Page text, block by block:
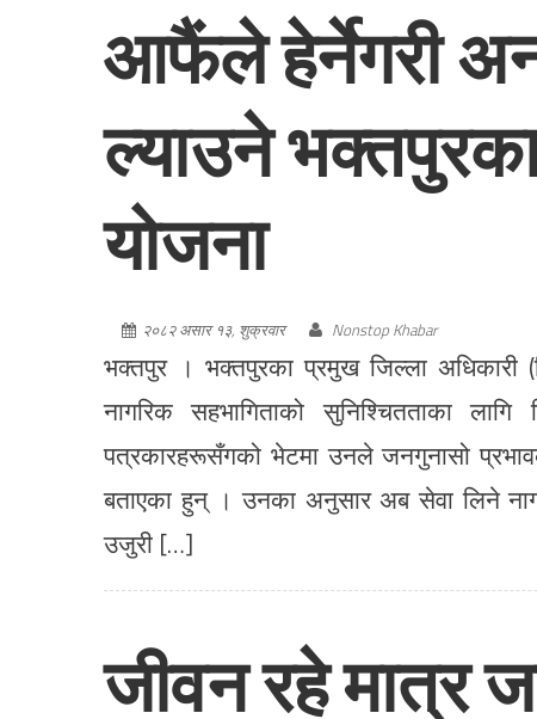
आफैंले हेर्नेगरी
ल्याउने
योजना
२०८२ असार १३, शुक्रवार Nonstop Khabar
भक्तपुर । भक्तपुरका प्रमुख जिल्ला अधिकारी
नागरिक सहभागिताको सुनिश्चितताका
पत्रकारहरूसँगको भेटमा उनले जनगुनासो
बताएका हुन् । उनका अनुसार अब सेवा लिने
उजुरी […]
जीवन रहे मात्र